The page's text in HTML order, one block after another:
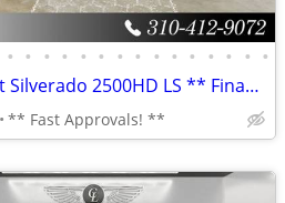
• • • • • • • • • • • • • • •
2005 Chevrolet Silverado 2500HD LS ** Finance Specialists **
** Fast Approvals! **